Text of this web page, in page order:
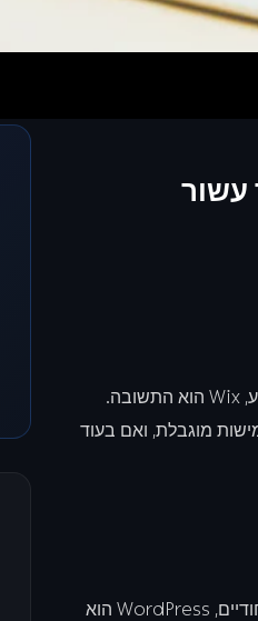
עשור
אם אתם מתחילים, לא רוצים להתעסק עם טכנולוגיה, ורוצים אתר יפה שיעלה לאוויר תוך שבוע, Wix הוא התשובה.
מוגבלת, ואם בעוד
אם אתם רוצים שליטה מלאה על כל פיקסל, בלוג פעיל, חנות אינטרנט מורכבת, או פיצ'רים ייחודיים, WordPress הוא